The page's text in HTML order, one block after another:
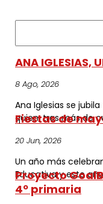
ANA IGLESIAS,
8 Ago, 2026
Ana Iglesias se
quien, tras más de
Fiestas de
20 Jun, 2026
Un año más
Educativa y este
Proyecto
4º primaria